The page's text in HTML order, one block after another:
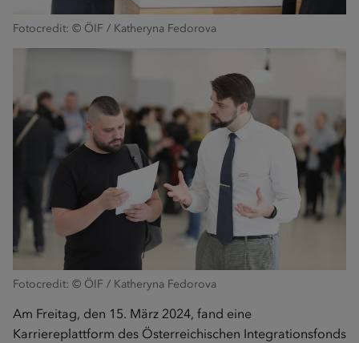
Fotocredit: © ÖIF / Katheryna Fedorova
Fotocredit: © ÖIF / Katheryna Fedorova
Am Freitag, den 15. März 2024, fand eine
Karriereplattform des Österreichischen Integrationsfonds